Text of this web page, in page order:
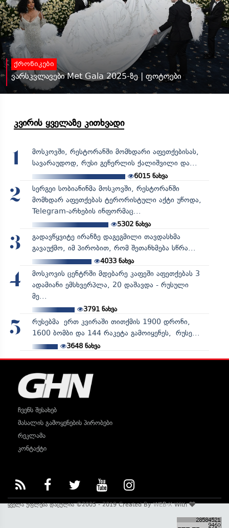
ქრონიკები
ვარსკვლავები Met Gala 2025-ზე | ფოტოები
კვირის ყველაზე კითხვადი
1
მოსკოვში, რესტორანში მომხდარი აფეთქებისას,
სავარაუდოდ, რუსი გენერლის ქალიშვილი და...
6015 ნახვა
2
სერგეი სობიანინმა მოსკოვში, რესტორანში
მომხდარ აფეთქებას ტერორისტული აქტი უწოდა,
Telegram-არხების ინფორმაც...
5302ნახვა
3
გადავწყვიტე ირანზე დაგეგმილი თავდასხმა
გავაუქმო, იმ პირობით, რომ შეთანხმება სწრა...
4033ნახვა
4
მოსკოვის ცენტრში მდებარე კაფეში აფეთქებას 3
ადამიანი ემსხვერპლა, 20 დაშავდა - რუსული
მე...
3791ნახვა
5
რუსებმა ერთ კვირაში თითქმის 1900 დრონი,
1600 ბომბი და 144 რაკეტა გამოიყენეს, რუსე...
3648ნახვა
ჩვენს შესახებ
მასალის გამოყენების პირობები
რეკლამა
კონტაქტი
ყველა უფლება დაცულია ©2005 - 2019 Created ByWEB-XWith